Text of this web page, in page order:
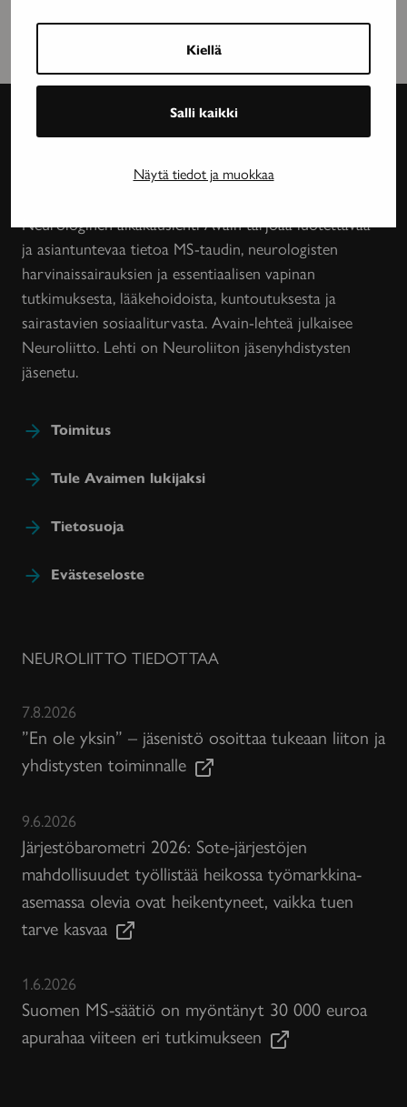
Kiellä
Salli kaikki
Näytä tiedot ja muokkaa
Neurologinen aikakauslehti Avain tarjoaa luotettavaa
ja asiantuntevaa tietoa MS-taudin, neurologisten
harvinaissairauksien ja essentiaalisen vapinan
tutkimuksesta, lääkehoidoista, kuntoutuksesta ja
sairastavien sosiaaliturvasta. Avain-lehteä julkaisee
Neuroliitto. Lehti on Neuroliiton jäsenyhdistysten
jäsenetu.
Toimitus
Tule Avaimen lukijaksi
Tietosuoja
Evästeseloste
NEUROLIITTO TIEDOTTAA
7.8.2026
”En ole yksin” – jäsenistö osoittaa tukeaan liiton ja
yhdistysten toiminnalle
9.6.2026
Järjestöbarometri 2026: Sote-järjestöjen
mahdollisuudet työllistää heikossa työmarkkina-
asemassa olevia ovat heikentyneet, vaikka tuen
tarve kasvaa
1.6.2026
Suomen MS-säätiö on myöntänyt 30 000 euroa
apurahaa viiteen eri tutkimukseen